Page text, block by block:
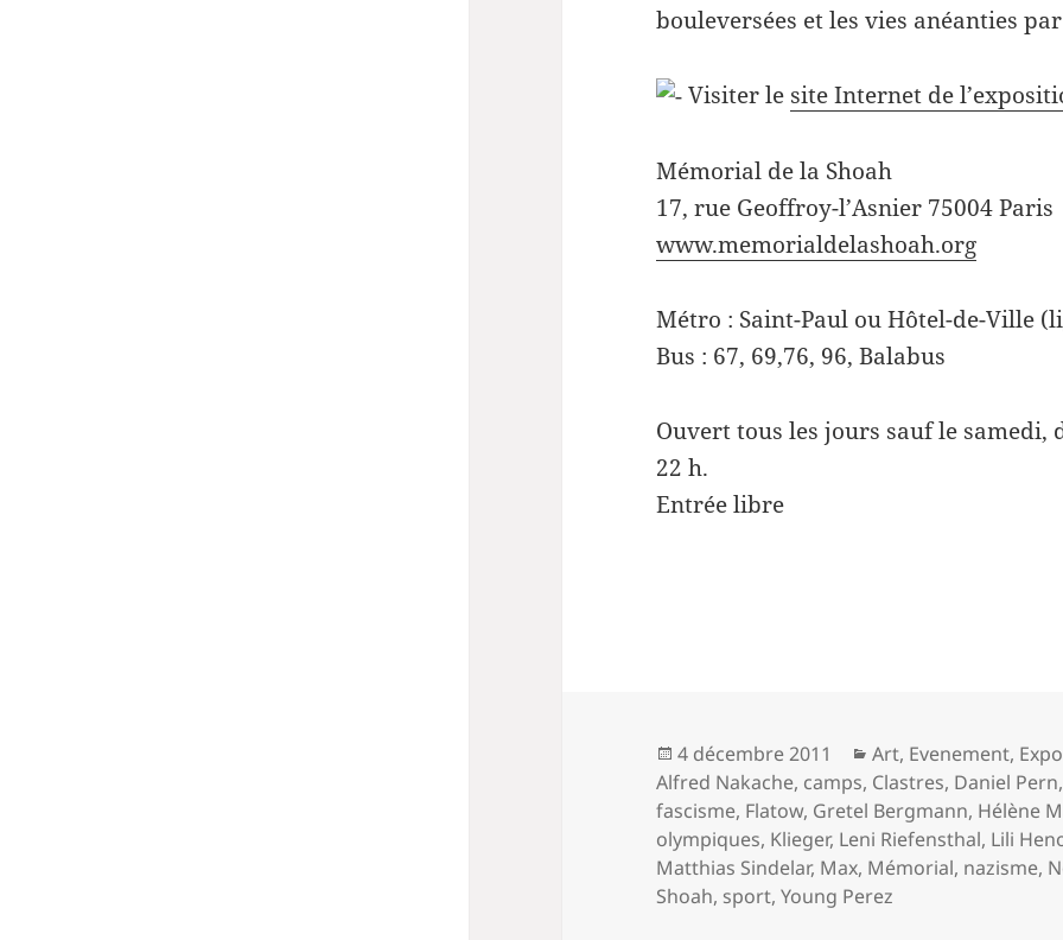
bouleversées et les vies anéanties
Visiter le site Internet de
Mémorial de la Shoah
17, rue Geoffroy-l’Asnier 75004 Paris
www.memorialdelashoah.org
Métro : Saint-Paul ou Hôtel-de-Ville
Bus : 67, 69,76, 96, Balabus
Ouvert tous les jours sauf le samedi,
22 h.
Entrée libre
Publié
le
4 décembre 2011 Catégories
Art, Evenement,
Alfred Nakache, camps, Clastres, Daniel Pern,
fascisme, Flatow, Gretel Bergmann, Hélène
olympiques, Klieger, Leni Riefensthal, Lili
Matthias Sindelar, Max, Mémorial, nazisme,
Shoah, sport,Young Perez